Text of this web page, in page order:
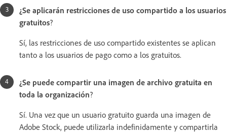
¿Se aplicarán restricciones de uso compartido a los usuarios
gratuitos?
Sí, las restricciones de uso compartido existentes se aplican
tanto a los usuarios de pago como a los gratuitos.
¿Se puede compartir una imagen de archivo gratuita en
toda la organización?
Sí. Una vez que un usuario gratuito guarda una imagen de
Adobe Stock, puede utilizarla indefinidamente y compartirla